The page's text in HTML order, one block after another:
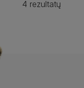
4 rezultatų